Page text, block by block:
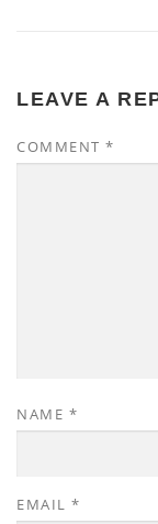
LEAVE A
COMMENT *
NAME *
EMAIL *